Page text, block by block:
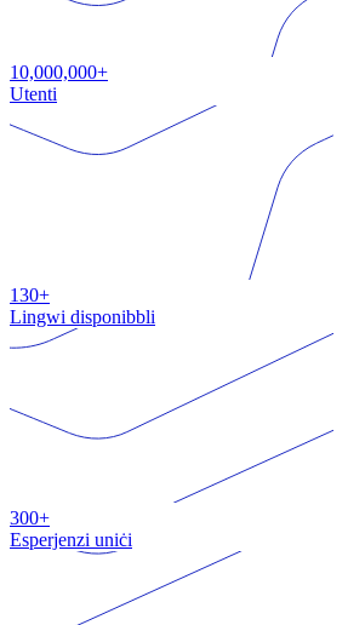
10,000,000+
Utenti
130+
Lingwi disponibbli
300+
Esperjenzi uniċi